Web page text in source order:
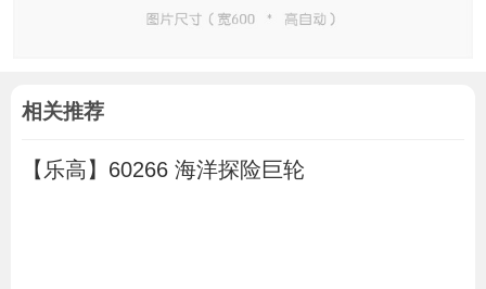
相关推荐
【乐高】60266 海洋探险巨轮